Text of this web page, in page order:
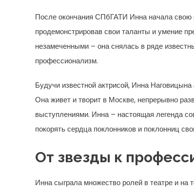
После окончания СПбГАТИ Инна начала свою
продемонстрировав свои таланты и умение
незамеченными – она снялась в ряде
профессионализм.
Будучи известной актрисой, Инна
Она живет и творит в Москве, непрерывно
выступлениями. Инна – настоящая легенда
покорять сердца поклонников и поклонниц
От звезды к
Инна сыграла множество ролей в театре и на